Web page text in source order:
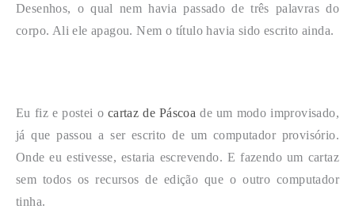
Desenhos, o qual nem havia passado de três palavras do
corpo. Ali ele apagou. Nem o título havia sido escrito ainda.
Eu fiz e postei o cartaz de Páscoa de um modo improvisado,
já que passou a ser escrito de um computador provisório.
Onde eu estivesse, estaria escrevendo. E fazendo um cartaz
sem todos os recursos de edição que o outro computador
tinha.